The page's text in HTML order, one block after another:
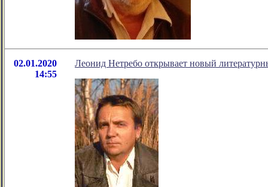
02.01.2020
14:55
Леонид Нетребо открывает новый